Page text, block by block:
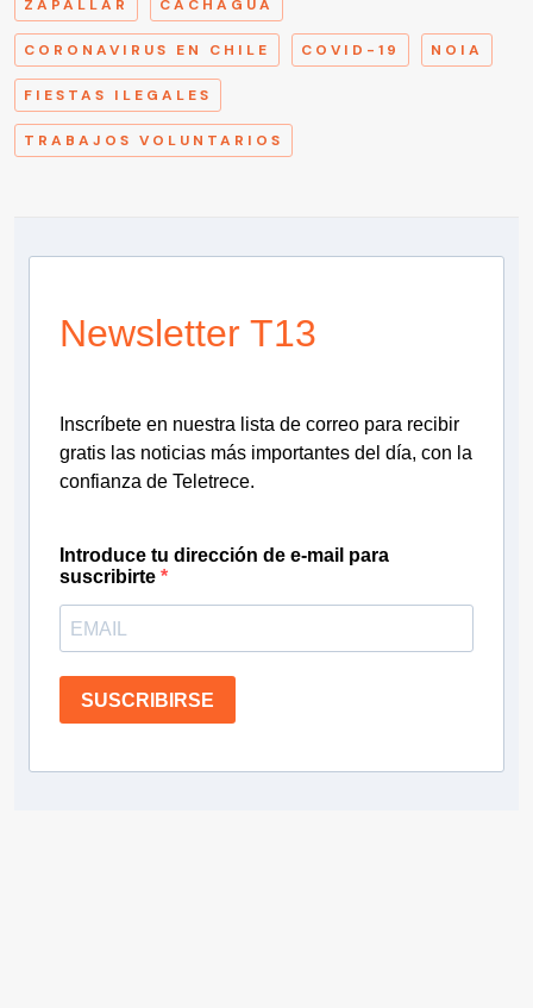
ZAPALLAR CACHAGUA
CORONAVIRUS EN CHILE COVID-19 NOIA
FIESTAS ILEGALES
TRABAJOS VOLUNTARIOS
Newsletter T13
Inscríbete en nuestra lista de correo para recibir
gratis las noticias más importantes del día, con la
confianza de Teletrece.
Introduce tu dirección de e-mail para
suscribirte
SUSCRIBIRSE